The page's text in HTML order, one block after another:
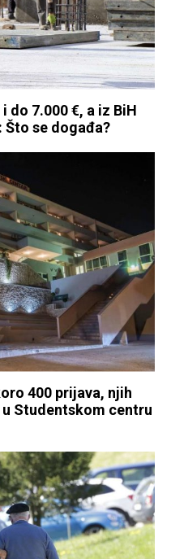
do 7.000 €, a iz BiH
Što se događa?
400 prijava, njih
Studentskom centru